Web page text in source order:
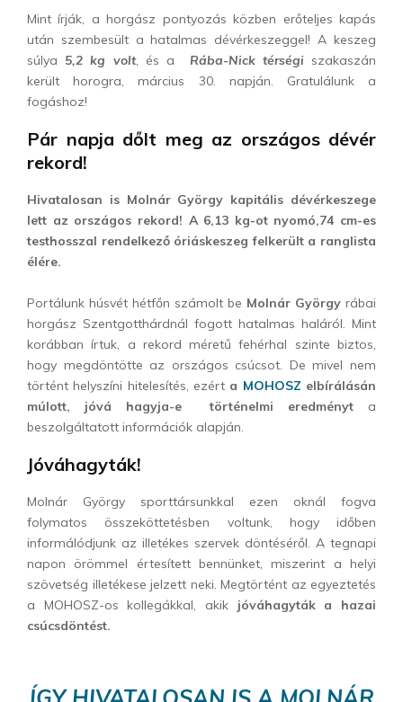
Mint írják, a horgász pontyozás közben erőteljes kapás
után szembesült a hatalmas dévérkeszeggel! A keszeg
súlya 5,2 kg volt, és a Rába-Nick térségiszakaszán
került horogra, március 30. napján. Gratulálunk a
fogáshoz!
Pár napja dőlt meg az országos dévér
rekord!
Hivatalosan is Molnár György kapitális dévérkeszege
lett az országos rekord! A 6,13 kg-ot nyomó,74 cm-es
testhosszal rendelkező óriáskeszeg felkerült a ranglista
élére.
Portálunk húsvét hétfőn számolt be Molnár György rábai
horgász Szentgotthárdnál fogott hatalmas haláról. Mint
korábban írtuk, a rekord méretű fehérhal szinte biztos,
hogy megdöntötte az országos csúcsot. De mivel nem
történt helyszíni hitelesítés, ezért a MOHOSZ elbírálásán
múlott, jóvá hagyja-e történelmi eredményt a
beszolgáltatott információk alapján.
Jóváhagyták!
Molnár György sporttársunkkal ezen oknál fogva
folymatos összeköttetésben voltunk, hogy időben
informálódjunk az illetékes szervek döntéséről. A tegnapi
napon örömmel értesített bennünket, miszerint a helyi
szövetség illetékese jelzett neki. Megtörtént az egyeztetés
a MOHOSZ-os kollegákkal, akik jóváhagyták a hazai
csúcsdöntést.